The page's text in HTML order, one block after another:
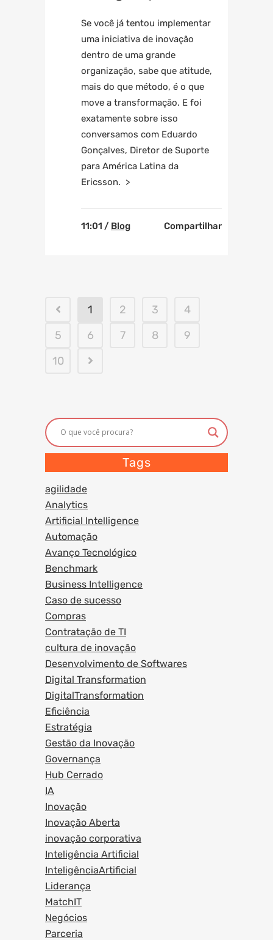
Se você já tentou implementar
uma iniciativa de inovação
dentro de uma grande
organização, sabe que atitude,
mais do que método, é o que
move a transformação. E foi
exatamente sobre isso
conversamos com Eduardo
Gonçalves, Diretor de Suporte
para América Latina da
Ericsson. >
11:01 / Blog Compartilhar
1 2 3
4
5
6 7 8
9
10
Tags
agilidade
Analytics
Artificial Intelligence
Automação
Avanço Tecnológico
Benchmark
Business Intelligence
Caso de sucesso
Compras
Contratação de TI
cultura de inovação
Desenvolvimento de Softwares
Digital Transformation
DigitalTransformation
Eficiência
Estratégia
Gestão da Inovação
Governança
Hub Cerrado
IA
Inovação
Inovação Aberta
inovação corporativa
Inteligência Artificial
InteligênciaArtificial
Liderança
MatchIT
Negócios
Parceria